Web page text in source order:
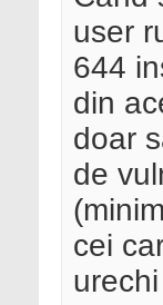
user
644
din
doar
de
cei